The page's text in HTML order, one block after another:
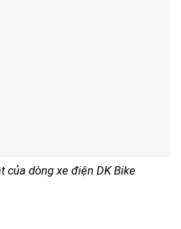
của dòng xe điện DK Bike